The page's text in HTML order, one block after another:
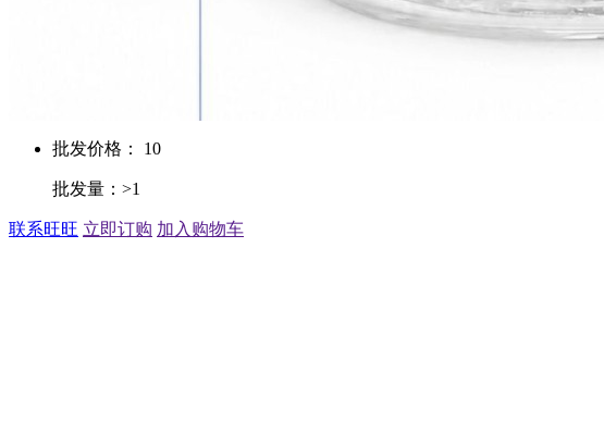
批发价格： 10
批发量：>1
联系旺旺 立即订购 加入购物车